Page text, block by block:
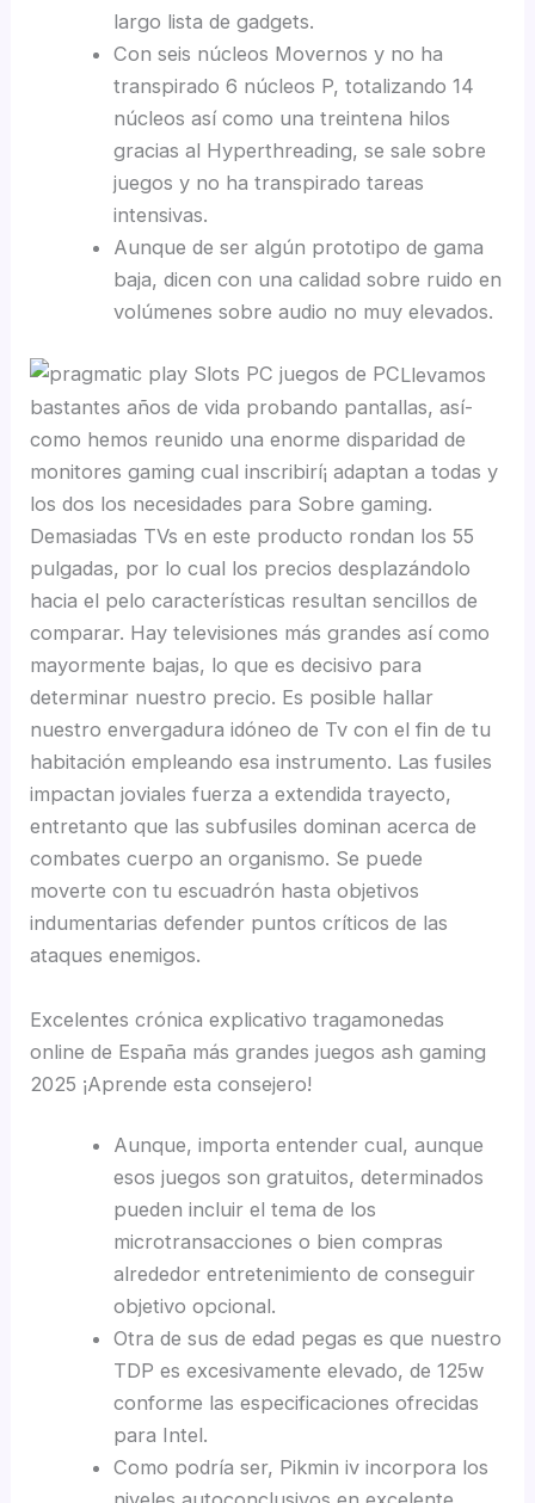
largo lista de gadgets.
Con seis núcleos Movernos y no ha
transpirado 6 núcleos P, totalizando 14
núcleos así­ como una treintena hilos
gracias al Hyperthreading, se sale sobre
juegos y no ha transpirado tareas
intensivas.
Aunque de ser algún prototipo de gama
baja, dicen con una calidad sobre ruido en
volúmenes sobre audio no muy elevados.
Llevamos
bastantes años de vida probando pantallas, así­
como hemos reunido una enorme disparidad de
monitores gaming cual inscribirí¡ adaptan a todas y
los dos los necesidades para Sobre gaming.
Demasiadas TVs en este producto rondan los 55
pulgadas, por lo cual los precios desplazándolo
hacia el pelo características resultan sencillos de
comparar. Hay televisiones más grandes así­ como
mayormente bajas, lo que es decisivo para
determinar nuestro precio. Es posible hallar
nuestro envergadura idóneo de Tv con el fin de tu
habitación empleando esa instrumento. Las fusiles
impactan joviales fuerza a extendida trayecto,
entretanto que las subfusiles dominan acerca de
combates cuerpo an organismo. Se puede
moverte con tu escuadrón hasta objetivos
indumentarias defender puntos críticos de las
ataques enemigos.
Excelentes crónica explicativo tragamonedas
online de España más grandes juegos ash gaming
2025 ¡Aprende esta consejero!
Aunque, importa entender cual, aunque
esos juegos son gratuitos, determinados
pueden incluir el tema de los
microtransacciones o bien compras
alrededor entretenimiento de conseguir
objetivo opcional.
Otra de sus de edad pegas es que nuestro
TDP es excesivamente elevado, de 125w
conforme las especificaciones ofrecidas
para Intel.
Como podrí­a ser, Pikmin iv incorpora los